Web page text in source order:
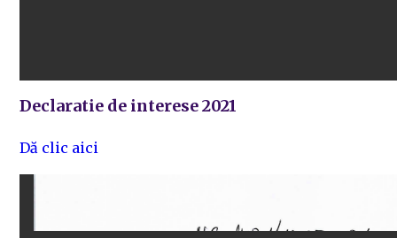
Declaratie de interese 2021
Dă clic aici